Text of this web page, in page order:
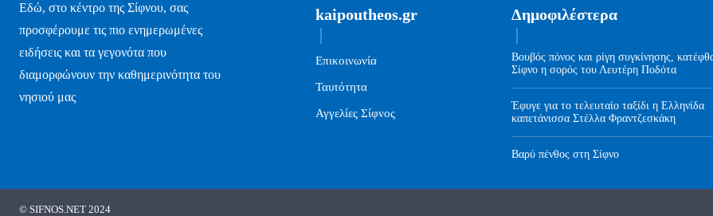
Εδώ, στο κέντρο της Σίφνου, σας
προσφέρουμε τις πιο ενημερωμένες
ειδήσεις και τα γεγονότα που
διαμορφώνουν την καθημερινότητα του
νησιού μας
kaipoutheos.gr
Επικοινωνία
Ταυτότητα
Αγγελίες Σίφνος
Δημοφιλέστερα
Βουβός πόνος και ρίγη συγκίνησης,
Σίφνο η σορός του Λευτέρη Ποδότα
Έφυγε για το τελευταίο ταξίδι η Ελληνίδα
καπετάνισσα Στέλλα Φραντζεσκάκη
Βαρύ πένθος στη Σίφνο
© SIFNOS.NET 2024